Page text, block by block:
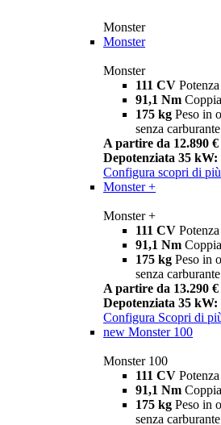
Monster
Monster
Monster
111 CV Potenza
91,1 Nm Coppia
175 kg Peso in
senza carburante
A partire da 12.890 €
Depotenziata 35 kW:
Configura scopri di più
Monster +
Monster +
111 CV Potenza
91,1 Nm Coppia
175 kg Peso in
senza carburante
A partire da 13.290 €
Depotenziata 35 kW:
Configura Scopri di
new Monster 100
Monster 100
111 CV Potenza
91,1 Nm Coppia
175 kg Peso in
senza carburante